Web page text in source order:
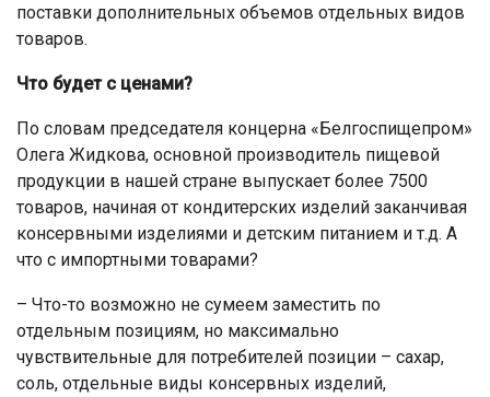
поставки дополнительных объемов отдельных видов
товаров.
Что будет с ценами?
По словам председателя концерна «Белгоспищепром»
Олега Жидкова, основной производитель пищевой
продукции в нашей стране выпускает более 7500
товаров, начиная от кондитерских изделий заканчивая
консервными изделиями и детским питанием и т.д. А
что с импортными товарами?
– Что-то возможно не сумеем заместить по
отдельным позициям, но максимально
чувствительные для потребителей позиции – сахар,
соль, отдельные виды консервных изделий,